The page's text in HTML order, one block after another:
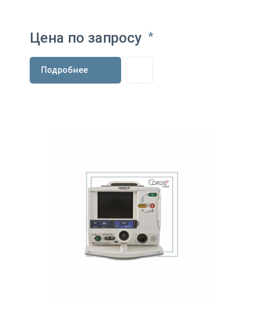
Цена по запросу *
Подробнее